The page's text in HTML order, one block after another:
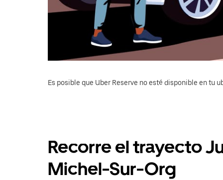
Es posible que Uber Reserve no esté disponible en tu
Recorre el trayecto
Michel-Sur-Org